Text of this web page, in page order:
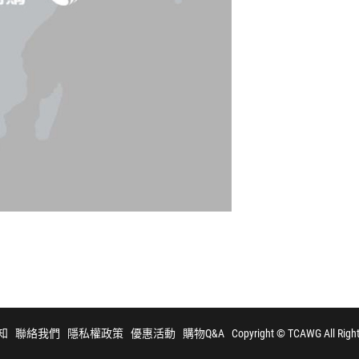
聯絡我們 隱私權政策 優惠活動 購物Q&A Copyright © TCAWG All